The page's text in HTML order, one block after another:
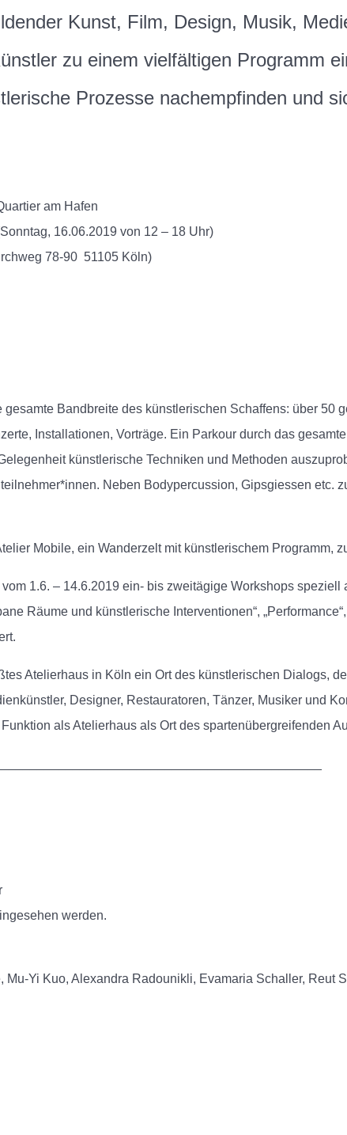
Kunst, Film, Design, Musik,
zu einem vielfältigen Programm
Prozesse nachempfinden und
am Hafen
16.06.2019 von 12 – 18 Uhr)
78-90 51105 Köln)
Bandbreite des künstlerischen Schaffens: über 50
Installationen, Vorträge. Ein Parkour durch das
künstlerische Techniken und Methoden
Neben Bodypercussion, Gipsgiessen etc.
Mobile, ein Wanderzelt mit künstlerischem Programm,
1.6. – 14.6.2019 ein- bis zweitägige Workshops
Räume und künstlerische Interventionen“,
Atelierhaus in Köln ein Ort des künstlerischen Dialogs,
Designer, Restauratoren, Tänzer, Musiker und
als Atelierhaus als Ort des spartenübergreifenden
werden.
Yi Kuo, Alexandra Radounikli, Evamaria Schaller, Reut